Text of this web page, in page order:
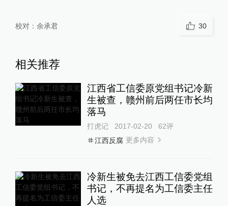
校对： 余承君 30
相关推荐
江西省工信委原党组书记冷新
生被查，赣州前后两任市长均
落马
打虎记 2017-02-20 62评
江西反腐 更多内容
冷新生被免去江西工信委党组
书记，不再提名为工信委主任
人选